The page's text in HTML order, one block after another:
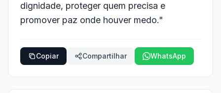
dignidade, proteger quem precisa e
promover paz onde houver medo."
Copiar Compartilhar WhatsApp